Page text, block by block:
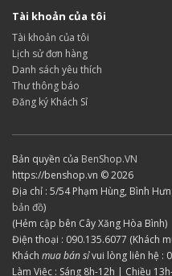
Tài khoản của tôi
Tài khoản của tôi
Lịch sử đơn hàng
Danh sách yêu thích
Thư thông báo
Đăng ký Khách Sỉ
Bản quyền của BenShop.VN
https://benshop.vn © 2026
Địa chỉ : 5/54 Phạm Hùng, Bình
bản đồ)
(Hẻm cập bên Cây Xăng Hòa Bình)
Điện thoại : 090.135.6077 (Khách
Khách mua bán sỉvui lòng liên hệ :
Làm Việc : Sáng 8h-12h | Chiều